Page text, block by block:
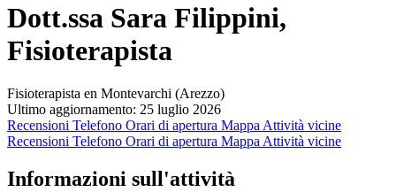
Dott.ssa Sara Filippini,
Fisioterapista
Fisioterapista en Montevarchi (Arezzo)
Ultimo aggiornamento: 25 luglio 2026
Recensioni Telefono Orari di apertura Mappa Attività vicine
Recensioni Telefono Orari di apertura Mappa Attività vicine
Informazioni sull'attività